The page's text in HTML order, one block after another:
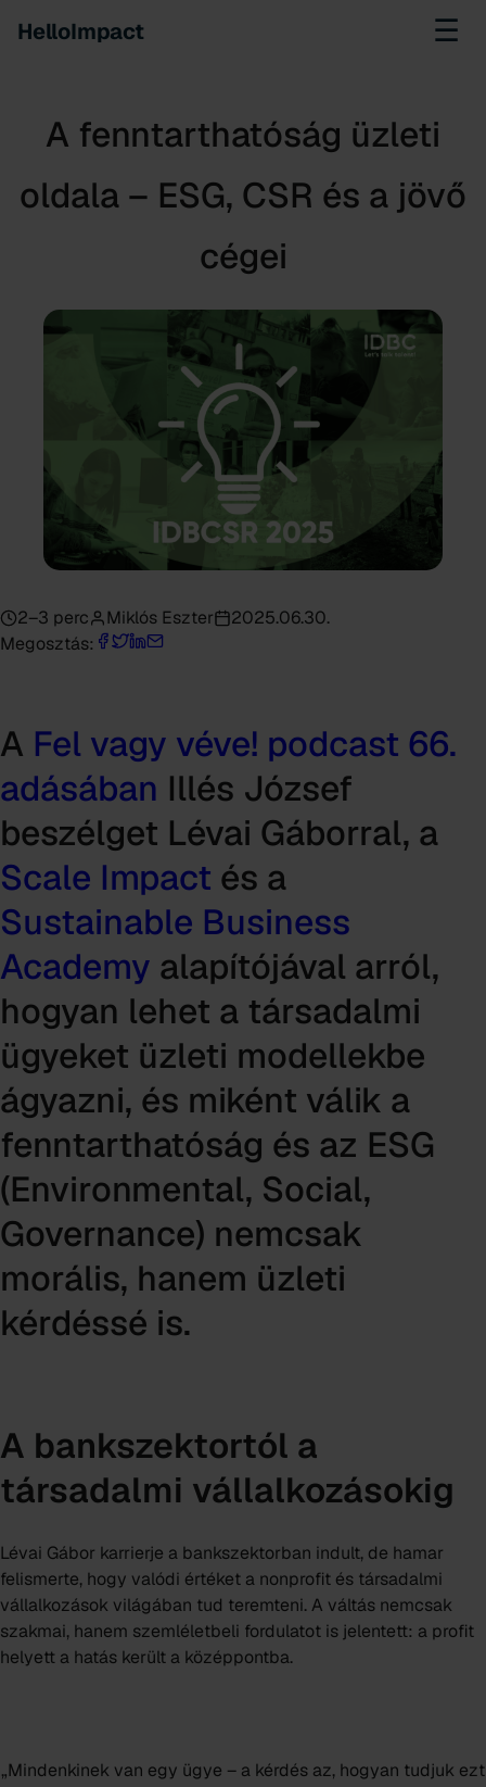
HelloImpact ☰
A fenntarthatóság üzleti
oldala – ESG, CSR és a jövő
cégei
2–3 perc Miklós Eszter
2025.06.30.
Megosztás:
A Fel vagy véve! podcast 66.
adásában Illés József
beszélget Lévai Gáborral, a
Scale Impact és a
Sustainable Business
Academy alapítójával arról,
hogyan lehet a társadalmi
ügyeket üzleti modellekbe
ágyazni, és miként válik a
fenntarthatóság és az ESG
(Environmental, Social,
Governance) nemcsak
morális, hanem üzleti
kérdéssé is.
A bankszektortól a
társadalmi vállalkozásokig
Lévai Gábor karrierje a bankszektorban indult, de hamar
felismerte, hogy valódi értéket a nonprofit és társadalmi
vállalkozások világában tud teremteni. A váltás nemcsak
szakmai, hanem szemléletbeli fordulatot is jelentett: a profit
helyett a hatás került a középpontba.
„Mindenkinek van egy ügye – a kérdés az, hogyan tudjuk ezt